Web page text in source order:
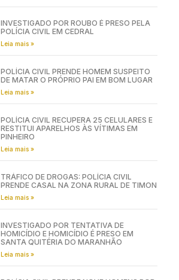
INVESTIGADO POR ROUBO É PRESO PELA
POLÍCIA CIVIL EM CEDRAL
Leia mais »
POLÍCIA CIVIL PRENDE HOMEM SUSPEITO
DE MATAR O PRÓPRIO PAI EM BOM LUGAR
Leia mais »
POLÍCIA CIVIL RECUPERA 25 CELULARES E
RESTITUI APARELHOS ÀS VÍTIMAS EM
PINHEIRO
Leia mais »
TRÁFICO DE DROGAS: POLÍCIA CIVIL
PRENDE CASAL NA ZONA RURAL DE TIMON
Leia mais »
INVESTIGADO POR TENTATIVA DE
HOMICÍDIO E HOMICÍDIO É PRESO EM
SANTA QUITÉRIA DO MARANHÃO
Leia mais »